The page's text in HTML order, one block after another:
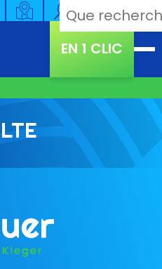
EN 1 CLIC